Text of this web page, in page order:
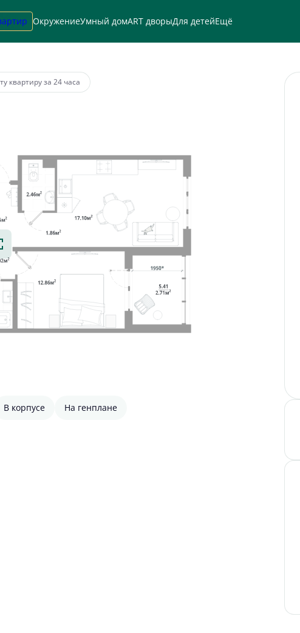
ОкружениеУмный домART дворыДля детейЕщё
от 79 934 руб.
квартиру за 24 часа
В корпусе На генплане